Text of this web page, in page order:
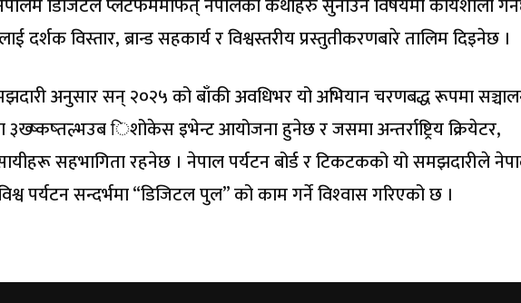
दर्शक विस्तार, ब्रान्ड सहकार्य र विश्वस्तरीय प्रस्तुतीकरणबारे तालिम दिइनेछ ।
अनुसार सन् २०२५ को बाँकी अवधिभर यो अभियान चरणबद्ध रूपमा
िशोकेस इभेन्ट आयोजना हुनेछ र जसमा अन्तर्राष्ट्रिय क्रियेटर,
सहभागिता रहनेछ । नेपाल पर्यटन बोर्ड र टिकटकको यो समझदारीले
पर्यटन सन्दर्भमा “डिजिटल पुल” को काम गर्ने विश्‍वास गरिएको छ ।